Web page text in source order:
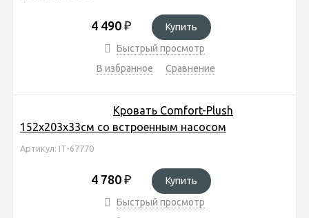
4 490 ₽
Купить
Быстрый просмотр
В избранное
Сравнение
Кровать Comfort-Plush
152х203х33см со встроенным насосом
Артикул: IT-67770
4 780 ₽
Купить
Быстрый просмотр